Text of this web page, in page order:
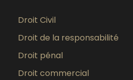
Droit Civil
Droit de la responsabilité
Droit pénal
Droit commercial